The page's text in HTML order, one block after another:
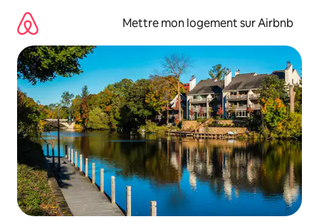
directement
contenu
Mettre mon logement sur Airbnb